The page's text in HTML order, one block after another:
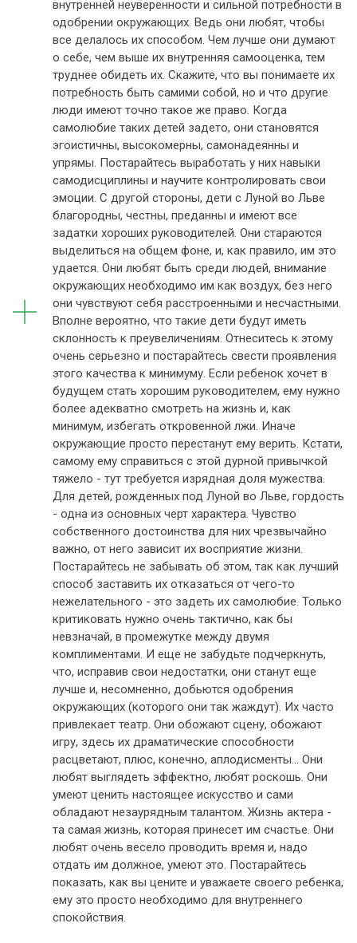
внутренней неуверенности и сильной потребности в
одобрении окружающих. Ведь они любят, чтобы
все делалось их способом. Чем лучше они думают
о себе, чем выше их внутренняя самооценка, тем
труднее обидеть их. Скажите, что вы понимаете их
потребность быть самими собой, но и что другие
люди имеют точно такое же право. Когда
самолюбие таких детей задето, они становятся
эгоистичны, высокомерны, самонадеянны и
упрямы. Постарайтесь выработать у них навыки
самодисциплины и научите контролировать свои
эмоции. С другой стороны, дети с Луной во Льве
благородны, честны, преданны и имеют все
задатки хороших руководителей. Они стараются
выделиться на общем фоне, и, как правило, им это
удается. Они любят быть среди людей, внимание
окружающих необходимо им как воздух, без него
они чувствуют себя расстроенными и несчастными.
Вполне вероятно, что такие дети будут иметь
склонность к преувеличениям. Отнеситесь к этому
очень серьезно и постарайтесь свести проявления
этого качества к минимуму. Если ребенок хочет в
будущем стать хорошим руководителем, ему нужно
более адекватно смотреть на жизнь и, как
минимум, избегать откровенной лжи. Иначе
окружающие просто перестанут ему верить. Кстати,
самому ему справиться с этой дурной привычкой
тяжело - тут требуется изрядная доля мужества.
Для детей, рожденных под Луной во Льве, гордость
- одна из основных черт характера. Чувство
собственного достоинства для них чрезвычайно
важно, от него зависит их восприятие жизни.
Постарайтесь не забывать об этом, так как лучший
способ заставить их отказаться от чего-то
нежелательного - это задеть их самолюбие. Только
критиковать нужно очень тактично, как бы
невзначай, в промежутке между двумя
комплиментами. И еще не забудьте подчеркнуть,
что, исправив свои недостатки, они станут еще
лучше и, несомненно, добьются одобрения
окружающих (которого они так жаждут). Их часто
привлекает театр. Они обожают сцену, обожают
игру, здесь их драматические способности
расцветают, плюс, конечно, аплодисменты... Они
любят выглядеть эффектно, любят роскошь. Они
умеют ценить настоящее искусство и сами
обладают незаурядным талантом. Жизнь актера -
та самая жизнь, которая принесет им счастье. Они
любят очень весело проводить время и, надо
отдать им должное, умеют это. Постарайтесь
показать, как вы цените и уважаете своего ребенка,
ему это просто необходимо для внутреннего
спокойствия.